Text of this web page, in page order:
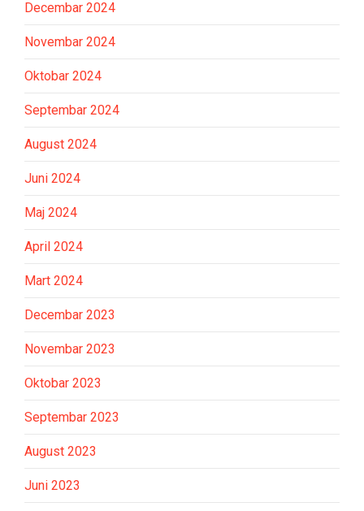
Decembar 2024
Novembar 2024
Oktobar 2024
Septembar 2024
August 2024
Juni 2024
Maj 2024
April 2024
Mart 2024
Decembar 2023
Novembar 2023
Oktobar 2023
Septembar 2023
August 2023
Juni 2023